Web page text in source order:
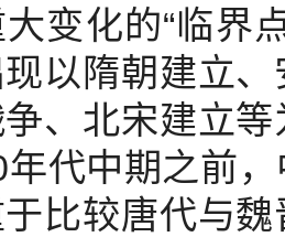
变化的“临界
以隋朝建立
、北宋建立
年代中期之前
比较唐代与